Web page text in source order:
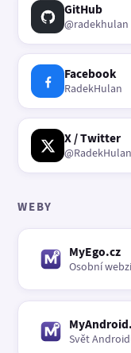
GitHub
@radekhulan
Facebook
RadekHulan
X / Twitter
@RadekHulan
WEBY
MyEgo.cz
Osobní
Svět